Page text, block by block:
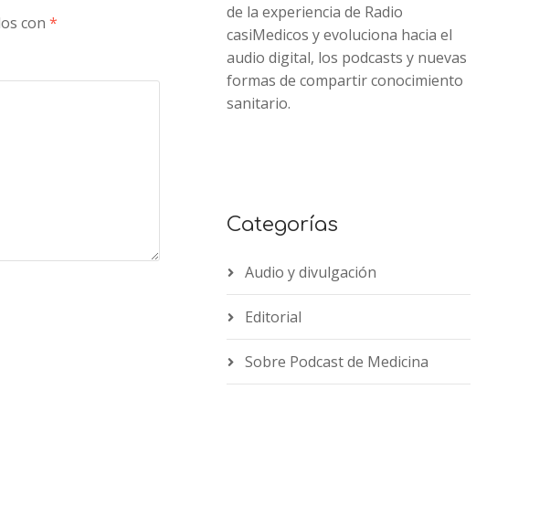
con *
de la experiencia de Radio
casiMedicos y evoluciona hacia el
audio digital, los podcasts y nuevas
formas de compartir conocimiento
sanitario.
Categorías
Audio y divulgación
Editorial
Sobre Podcast de Medicina